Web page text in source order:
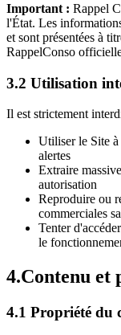
Important : Rappel
l'État. Les
et sont présentées à
RappelConso
3.2 Utilisation
Il est strictement
Utiliser le Site à
alertes
Extraire
autorisation
Reproduire ou
commerciales
Tenter
le
4.Contenu et
4.1 Propriété du